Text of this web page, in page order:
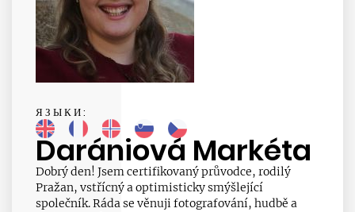
ЯЗЫКИ:
Darániová Markéta
Dobrý den! Jsem certifikovaný průvodce, rodilý
Pražan, vstřícný a optimisticky smýšlející
společník. Ráda se věnuji fotografování, hudbě a